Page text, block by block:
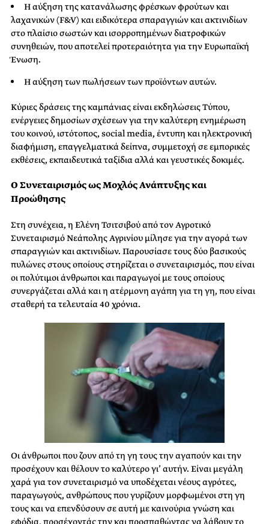
Η αύξηση της κατανάλωσης φρέσκων φρούτων και
λαχανικών (F&V) και ειδικότερα σπαραγγιών και ακτινιδίων
στο πλαίσιο σωστών και ισορροπημένων διατροφικών
συνηθειών, που αποτελεί προτεραιότητα για την Ευρωπαϊκή
Ένωση.
Η αύξηση των πωλήσεων των προϊόντων αυτών.
Κύριες δράσεις της καμπάνιας είναι εκδηλώσεις Τύπου,
ενέργειες δημοσίων σχέσεων για την καλύτερη ενημέρωση
του κοινού, ιστότοπος, social media, έντυπη και ηλεκτρονική
διαφήμιση, επαγγελματικά δείπνα, συμμετοχή σε εμπορικές
εκθέσεις, εκπαιδευτικά ταξίδια αλλά και γευστικές δοκιμές.
Ο Συνεταιρισμός ως Μοχλός Ανάπτυξης και
Προώθησης
Στη συνέχεια, η Ελένη Τσιτσιβού από τον Αγροτικό
Συνεταιρισμό Νεάπολης Αγρινίου μίλησε για την αγορά των
σπαραγγιών και ακτινιδίων. Παρουσίασε τους δύο βασικούς
πυλώνες στους οποίους στηρίζεται ο συνεταιρισμός, που είναι
οι πολύτιμοι άνθρωποι και παραγωγοί με τους οποίους
συνεργάζεται αλλά και η ατέρμονη αγάπη για τη γη, που είναι
σταθερή τα τελευταία 40 χρόνια.
Οι άνθρωποι που ζουν από τη γη τους την αγαπούν και την
προσέχουν και θέλουν το καλύτερο γι’ αυτήν. Είναι μεγάλη
χαρά για τον συνεταιρισμό να υποδέχεται νέους αγρότες,
παραγωγούς, ανθρώπους που γυρίζουν μορφωμένοι στη γη
τους και να επενδύσουν σε αυτή με καινούρια γνώση και